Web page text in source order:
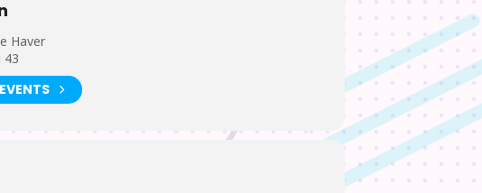
Haver
43